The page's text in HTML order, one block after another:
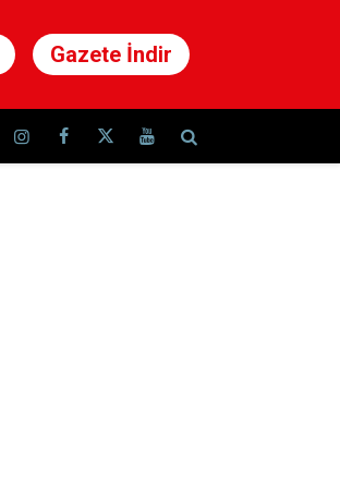
Gazete İndir